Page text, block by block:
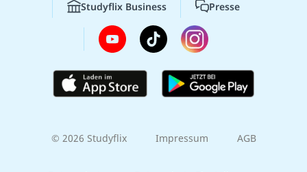
Studyflix Business Presse
© 2026 Studyflix Impressum AGB